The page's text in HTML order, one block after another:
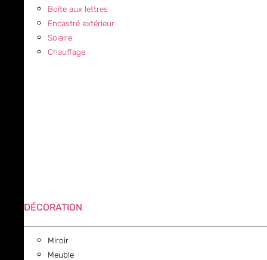
Boîte aux lettres
Encastré extérieur
Solaire
Chauffage
DÉCORATION
Miroir
Meuble